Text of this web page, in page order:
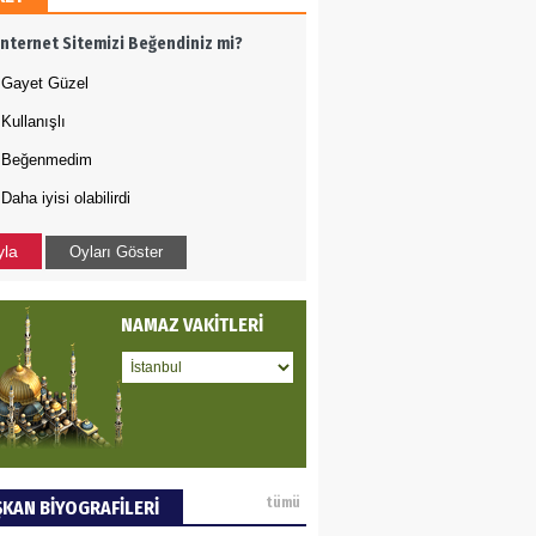
- Sağlık turizminde
başarı…
BULUZ
tarımla para
ile neyi
SOYSAL
mi etsek!..
ERCAN
Sitemizi Beğendiniz mi?
Gayet Güzel
Kullanışlı
Beğenmedim
Daha iyisi olabilirdi
Oyları Göster
NAMAZ VAKİTLERİ
BİYOGRAFİLERİ tümü